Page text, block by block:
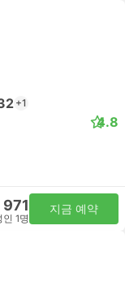
+1
4.8
971
인 1명
지금 예약